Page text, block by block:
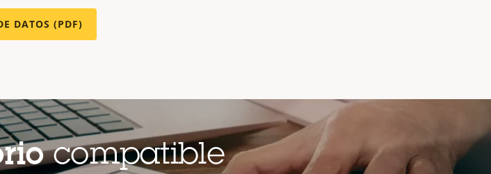
DATOS (PDF)
compatible